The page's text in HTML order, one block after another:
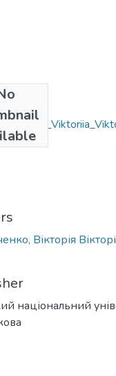
Вікторія
національний